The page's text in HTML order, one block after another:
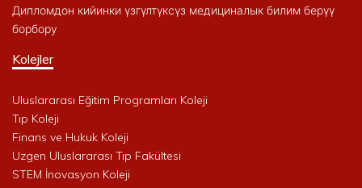
Дипломдон кийинки үзгүлтүксүз медициналык билим берүү
борбору
Kolejler
Uluslararası Eğitim Programları Koleji
Tıp Koleji
Finans ve Hukuk Koleji
Uzgen Uluslararası Tıp Fakültesi
STEM İnovasyon Koleji